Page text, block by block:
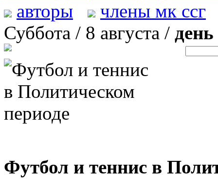
авторы
члены мк ссг
Суббота / 8 августа /
Футбол и теннис в